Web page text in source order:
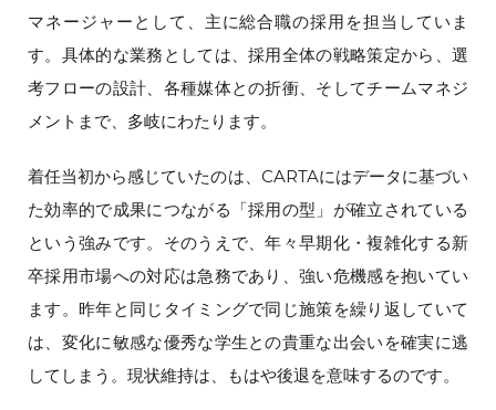
マネージャーとして、主に総合職の採用を担当していま
す。具体的な業務としては、採用全体の戦略策定から、選
考フローの設計、各種媒体との折衝、そしてチームマネジ
メントまで、多岐にわたります。
着任当初から感じていたのは、CARTAにはデータに基づい
た効率的で成果につながる「採用の型」が確立されている
という強みです。そのうえで、年々早期化・複雑化する新
卒採用市場への対応は急務であり、強い危機感を抱いてい
ます。昨年と同じタイミングで同じ施策を繰り返していて
は、変化に敏感な優秀な学生との貴重な出会いを確実に逃
してしまう。現状維持は、もはや後退を意味するのです。